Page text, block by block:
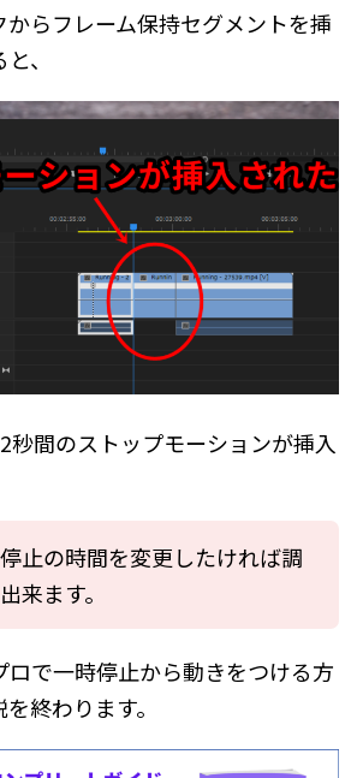
らフレーム保持セグメントを挿
、
秒間のストップモーションが挿入
止の時間を変更したければ調
来ます。
で一時停止から動きをつける方
終わります。